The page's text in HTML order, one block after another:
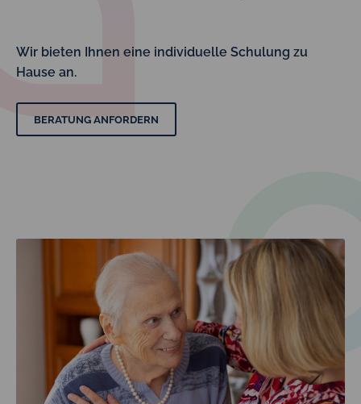
Wir bieten Ihnen eine individuelle Schulung zu
Hause an.
BERATUNG ANFORDERN